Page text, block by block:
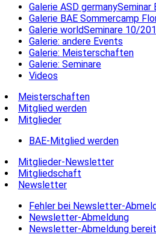
Galerie ASD
Galerie BAE Sommercamp
Galerie worldSeminare 10/
Galerie: andere Events
Galerie: Meisterschaften
Galerie: Seminare
Videos
Meisterschaften
Mitglied werden
Mitglieder
BAE-Mitglied werden
Mitglieder-Newsletter
Mitgliedschaft
Newsletter
Fehler bei Newsletter-
Newsletter-Abmeldung
Newsletter-Abmeldung